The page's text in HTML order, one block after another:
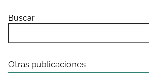
Buscar
Otras publicaciones